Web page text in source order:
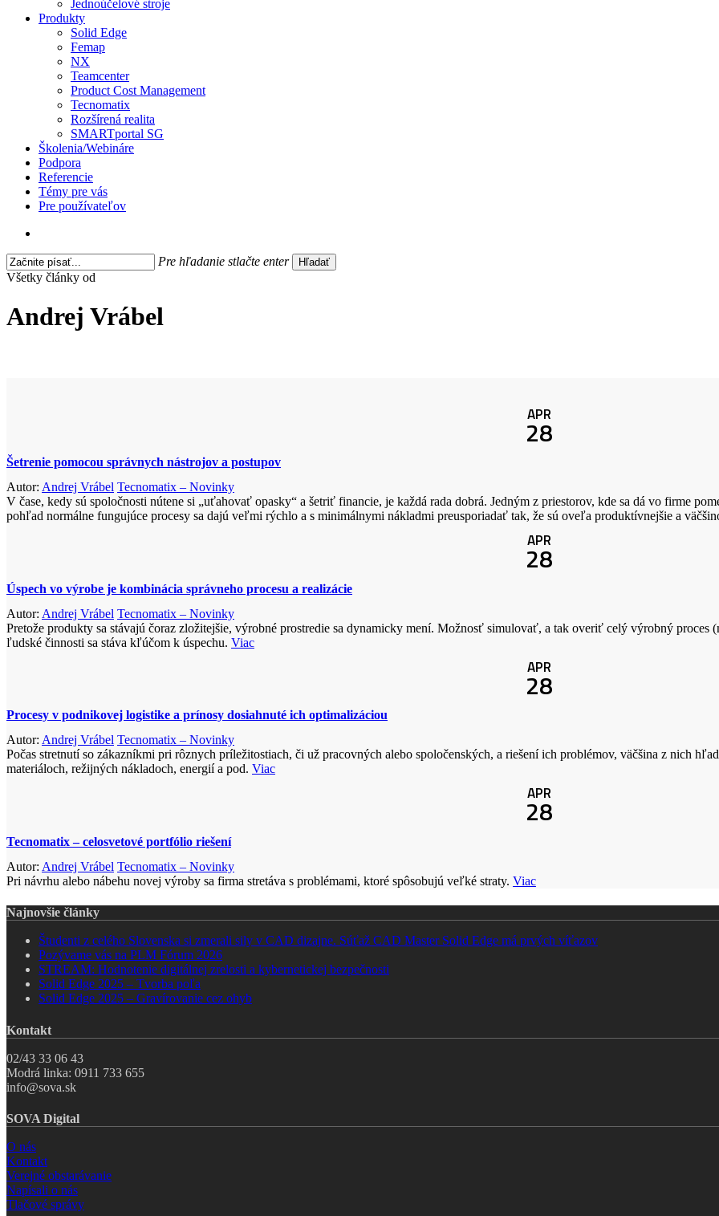
Jednoúčelové stroje
Produkty
Solid Edge
Femap
NX
Teamcenter
Product Cost Management
Tecnomatix
Rozšírená realita
SMARTportal SG
Školenia/Webináre
Podpora
Referencie
Témy pre vás
Pre používateľov
Pre hľadanie stlačte enter Hľadať
Close
Všetky články od
Andrej Vrábel
APR
28
Šetrenie pomocou správnych nástrojov a postupov
Autor: Andrej Vrábel Tecnomatix – Novinky
V čase, kedy sú spoločnosti nútene si „uťahovať opasky“ a šetriť financie, je každá rada dobrá. Jedným z priestorov, kde sa dá vo firme
pohľad normálne fungujúce procesy sa dajú veľmi rýchlo a s minimálnymi nákladmi preusporiadať tak, že sú oveľa produktívnejšie a
APR
28
Úspech vo výrobe je kombinácia správneho procesu a realizácie
Autor: Andrej Vrábel Tecnomatix – Novinky
Pretože produkty sa stávajú čoraz zložitejšie, výrobné prostredie sa dynamicky mení. Možnosť simulovať, a tak overiť celý výrobný
ľudské činnosti sa stáva kľúčom k úspechu. Viac
APR
28
Procesy v podnikovej logistike a prínosy dosiahnuté ich optimalizáciou
Autor: Andrej Vrábel Tecnomatix – Novinky
Počas stretnutí so zákazníkmi pri rôznych príležitostiach, či už pracovných alebo spoločenských, a riešení ich problémov, väčšina z nich
materiáloch, režijných nákladoch, energií a pod. Viac
APR
28
Tecnomatix – celosvetové portfólio riešení
Autor: Andrej Vrábel Tecnomatix – Novinky
Pri návrhu alebo nábehu novej výroby sa firma stretáva s problémami, ktoré spôsobujú veľké straty. Viac
Najnovšie články
Študenti z celého Slovenska si zmerali sily v CAD dizajne. Súťaž CAD Master Solid Edge má prvých víťazov
Pozývame vás na PLM Fórum 2026
STREAM: Hodnotenie digitálnej zrelosti a kybernetickej bezpečnosti
Solid Edge 2025 – Tvorba poľa
Solid Edge 2025 – Gravírovanie cez ohyb
Kontakt
02/43 33 06 43
Modrá linka: 0911 733 655
info@sova.sk
SOVA Digital
O nás
Kontakt
Verejné obstarávanie
Napísali o nás
Tlačové správy